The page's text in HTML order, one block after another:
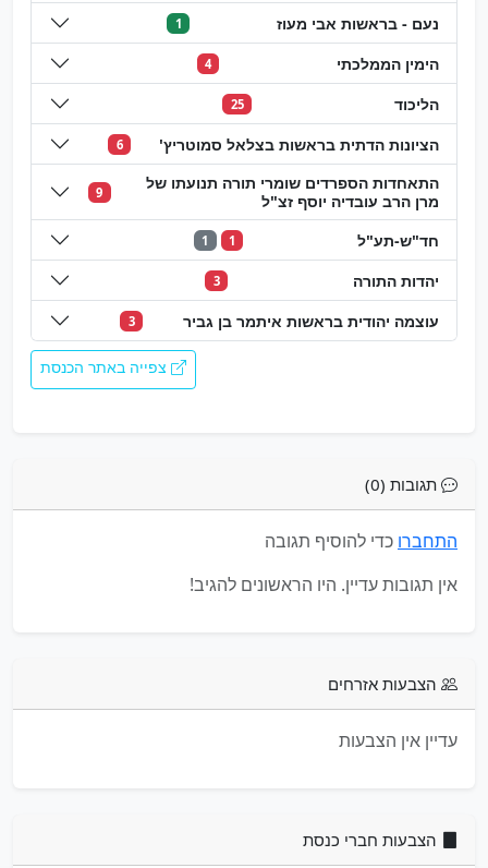
נעם - בראשות אבי מעוז 1
הימין הממלכתי 4
הליכוד 25
הציונות הדתית בראשות בצלאל סמוטריץ' 6
התאחדות הספרדים שומרי תורה תנועתו של
מרן הרב עובדיה יוסף זצ"ל
9
חד"ש-תע"ל 1
1
יהדות התורה 3
עוצמה יהודית בראשות איתמר בן גביר 3
צפייה באתר הכנסת
תגובות (0)
התחברו כדי להוסיף תגובה
אין תגובות עדיין. היו הראשונים להגיב!
הצבעות אזרחים
עדיין אין הצבעות
הצבעות חברי כנסת